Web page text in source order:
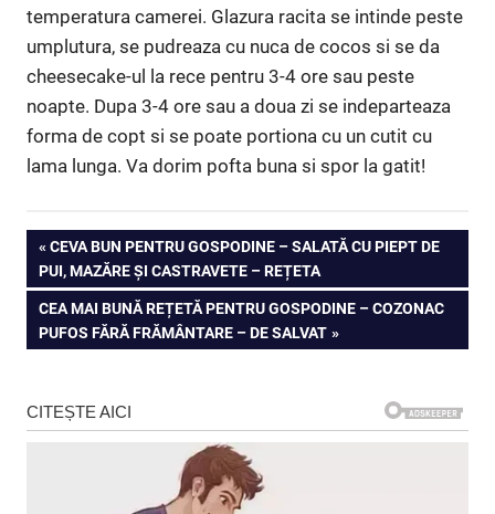
temperatura camerei. Glazura racita se intinde peste
umplutura, se pudreaza cu nuca de cocos si se da
cheesecake-ul la rece pentru 3-4 ore sau peste
noapte. Dupa 3-4 ore sau a doua zi se indeparteaza
forma de copt si se poate portiona cu un cutit cu
lama lunga. Va dorim pofta buna si spor la gatit!
Navigare
în
articole
PREVIOUS
POST:
CEVA BUN PENTRU GOSPODINE – SALATĂ CU PIEPT DE
PUI, MAZĂRE ȘI CASTRAVETE – REȚETA
NEXT
POST:
CEA MAI BUNĂ REȚETĂ PENTRU GOSPODINE – COZONAC
PUFOS FĂRĂ FRĂMÂNTARE – DE SALVAT